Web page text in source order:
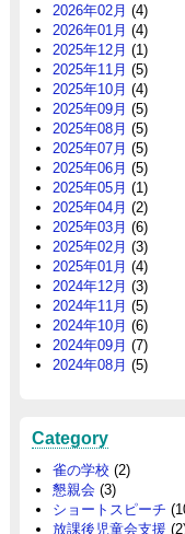
2026年02月 (4)
2026年01月 (4)
2025年12月 (1)
2025年11月 (5)
2025年10月 (4)
2025年09月 (5)
2025年08月 (5)
2025年07月 (5)
2025年06月 (5)
2025年05月 (1)
2025年04月 (2)
2025年03月 (6)
2025年02月 (3)
2025年01月 (4)
2024年12月 (3)
2024年11月 (5)
2024年10月 (6)
2024年09月 (7)
2024年08月 (5)
Category
雀の学校 (2)
懇親会 (3)
ショートスピーチ
放課後児童会支援